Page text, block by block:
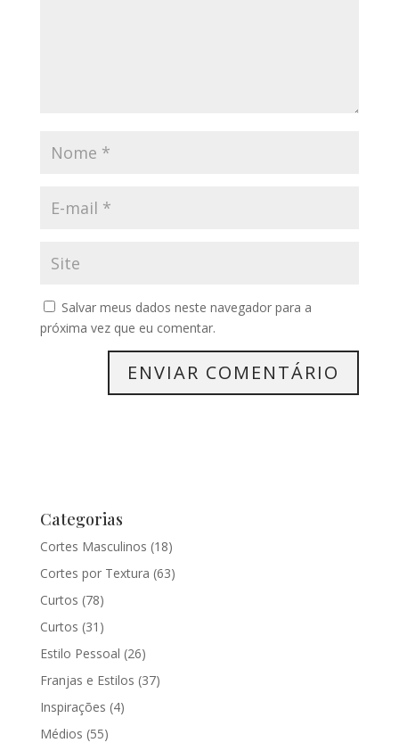
Salvar meus dados neste navegador para a
próxima vez que eu comentar.
Categorias
Cortes Masculinos (18)
Cortes por Textura (63)
Curtos (78)
Curtos (31)
Estilo Pessoal (26)
Franjas e Estilos (37)
Inspirações (4)
Médios (55)